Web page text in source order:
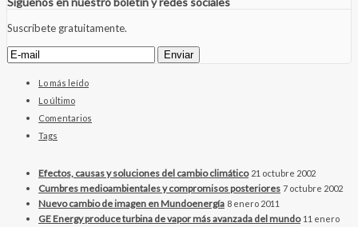
Suscríbete gratuitamente.
Lo más leído
Lo último
Comentarios
Tags
Efectos, causas y soluciones del cambio climático 21 octubre 2002
Cumbres medioambientales y compromisos posteriores 7 octubre 2002
Nuevo cambio de imagen en Mundoenergía 8 enero 2011
GE Energy produce turbina de vapor más avanzada del mundo 11 enero